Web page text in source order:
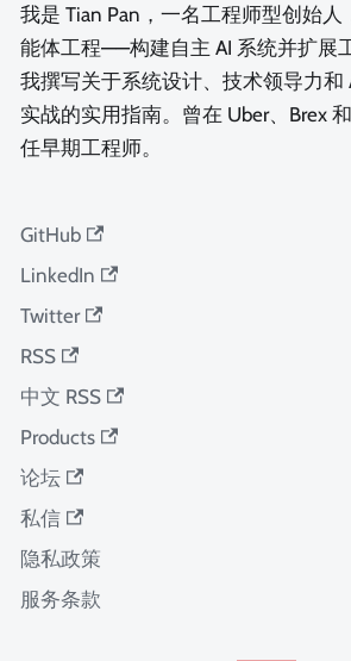
我是 Tian Pan，一名工程师型创始人
能体工程——构建自主 AI 系统并扩展
我撰写关于系统设计、技术领导力和
实战的实用指南。曾在 Uber、Brex 和
任早期工程师。
GitHub
LinkedIn
Twitter
RSS
中文 RSS
Products
论坛
私信
隐私政策
服务条款